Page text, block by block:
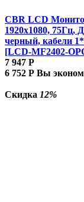
CBR LCD
1920x1080, 75Гц,
черный, кабели
[LCD-MF2402-
7 947 Р
6 752 Р Вы
Скидка 12%